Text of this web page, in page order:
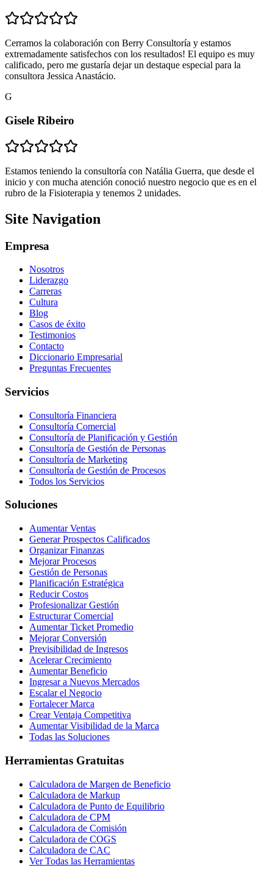
Cerramos la colaboración con Berry Consultoría y estamos
extremadamente satisfechos con los resultados! El equipo es muy
calificado, pero me gustaría dejar un destaque especial para la
consultora Jessica Anastácio.
G
Gisele Ribeiro
Estamos teniendo la consultoría con Natália Guerra, que desde el
inicio y con mucha atención conoció nuestro negocio que es en el
rubro de la Fisioterapia y tenemos 2 unidades.
Site Navigation
Empresa
Nosotros
Liderazgo
Carreras
Cultura
Blog
Casos de éxito
Testimonios
Contacto
Diccionario Empresarial
Preguntas Frecuentes
Servicios
Consultoría Financiera
Consultoría Comercial
Consultoría de Planificación y Gestión
Consultoría de Gestión de Personas
Consultoría de Marketing
Consultoría de Gestión de Procesos
Todos los Servicios
Soluciones
Aumentar Ventas
Generar Prospectos Calificados
Organizar Finanzas
Mejorar Procesos
Gestión de Personas
Planificación Estratégica
Reducir Costos
Profesionalizar Gestión
Estructurar Comercial
Aumentar Ticket Promedio
Mejorar Conversión
Previsibilidad de Ingresos
Acelerar Crecimiento
Aumentar Beneficio
Ingresar a Nuevos Mercados
Escalar el Negocio
Fortalecer Marca
Crear Ventaja Competitiva
Aumentar Visibilidad de la Marca
Todas las Soluciones
Herramientas Gratuitas
Calculadora de Margen de Beneficio
Calculadora de Markup
Calculadora de Punto de Equilibrio
Calculadora de CPM
Calculadora de Comisión
Calculadora de COGS
Calculadora de CAC
Ver Todas las Herramientas